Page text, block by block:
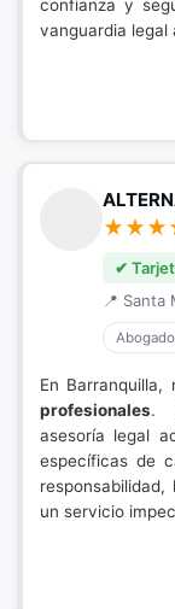
confianza y
vanguardia legal
✔
📍 Santa
En Barranquilla,
profesionales.
asesoría legal
específicas de
un servicio